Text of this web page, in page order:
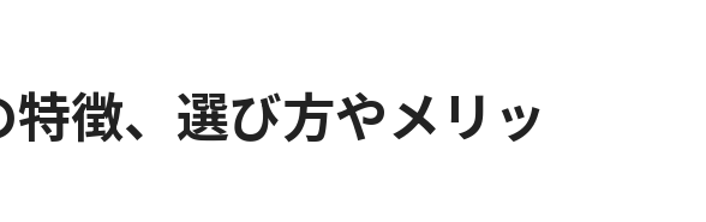
徴、選び方やメリッ